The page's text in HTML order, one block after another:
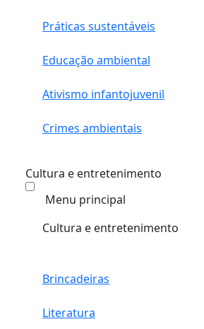
Práticas sustentáveis
Educação ambiental
Ativismo infantojuvenil
Crimes ambientais
Cultura e entretenimento
Menu principal
Cultura e entretenimento
Brincadeiras
Literatura